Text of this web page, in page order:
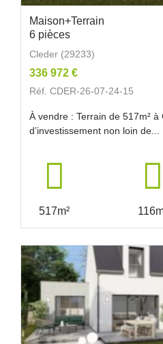
Maison+Terrain
6 pièces
Cleder (29233)
336 972 €
Réf. CDER-26-07-24-15
À vendre : Terrain de 517m²
d’investissement non loin de...
517m²